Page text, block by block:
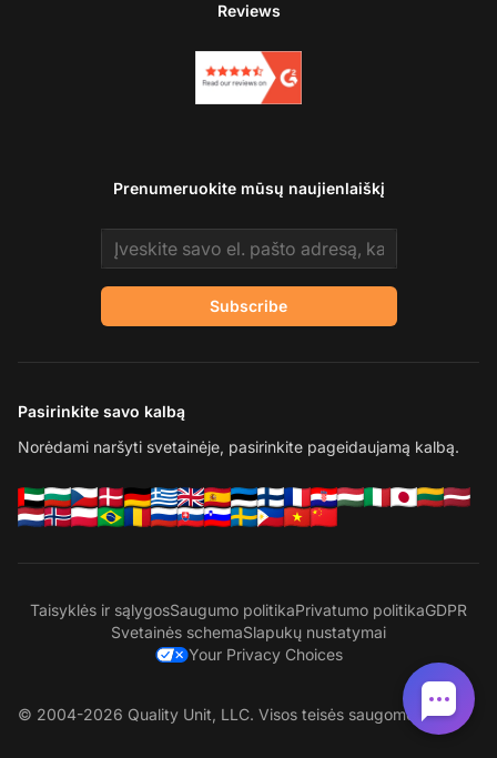
Reviews
Prenumeruokite mūsų naujienlaiškį
Email address
Subscribe
Pasirinkite savo kalbą
Norėdami naršyti svetainėje, pasirinkite pageidaujamą kalbą.
Taisyklės ir sąlygosSaugumo politikaPrivatumo politikaGDPR
Svetainės schemaSlapukų nustatymai
Your Privacy Choices
© 2004-2026 Quality Unit, LLC. Visos teisės saugomos.